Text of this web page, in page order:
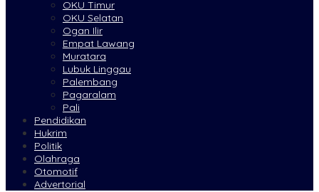
OKU Timur
OKU Selatan
Ogan Ilir
Empat Lawang
Muratara
Lubuk Linggau
Palembang
Pagaralam
Pali
Pendidikan
Hukrim
Politik
Olahraga
Otomotif
Advertorial